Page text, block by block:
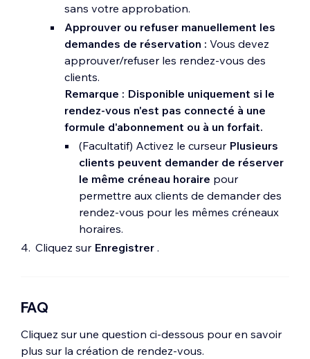
sans votre approbation.
Approuver ou refuser manuellement les
demandes de réservation : Vous devez
approuver/refuser les rendez-vous des
clients.
Remarque : Disponible uniquement si le
rendez-vous n'est pas connecté à une
formule d'abonnement ou à un forfait.
(Facultatif) Activez le curseur Plusieurs
clients peuvent demander de réserver
le même créneau horaire pour
permettre aux clients de demander des
rendez-vous pour les mêmes créneaux
horaires.
Cliquez sur Enregistrer .
FAQ
Cliquez sur une question ci-dessous pour en savoir
plus sur la création de rendez-vous.